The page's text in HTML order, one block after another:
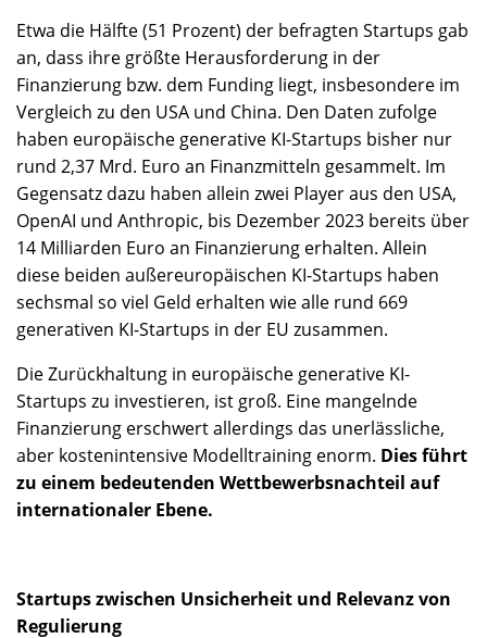
Etwa die Hälfte (51 Prozent) der befragten Startups gab
an, dass ihre größte Herausforderung in der
Finanzierung bzw. dem Funding liegt, insbesondere im
Vergleich zu den USA und China. Den Daten zufolge
haben europäische generative KI-Startups bisher nur
rund 2,37 Mrd. Euro an Finanzmitteln gesammelt. Im
Gegensatz dazu haben allein zwei Player aus den USA,
OpenAI und Anthropic, bis Dezember 2023 bereits über
14 Milliarden Euro an Finanzierung erhalten. Allein
diese beiden außereuropäischen KI-Startups haben
sechsmal so viel Geld erhalten wie alle rund 669
generativen KI-Startups in der EU zusammen.
Die Zurückhaltung in europäische generative KI-
Startups zu investieren, ist groß. Eine mangelnde
Finanzierung erschwert allerdings das unerlässliche,
aber kostenintensive Modelltraining enorm. Dies führt
zu einem bedeutenden Wettbewerbsnachteil auf
internationaler Ebene.
Startups zwischen Unsicherheit und Relevanz von
Regulierung